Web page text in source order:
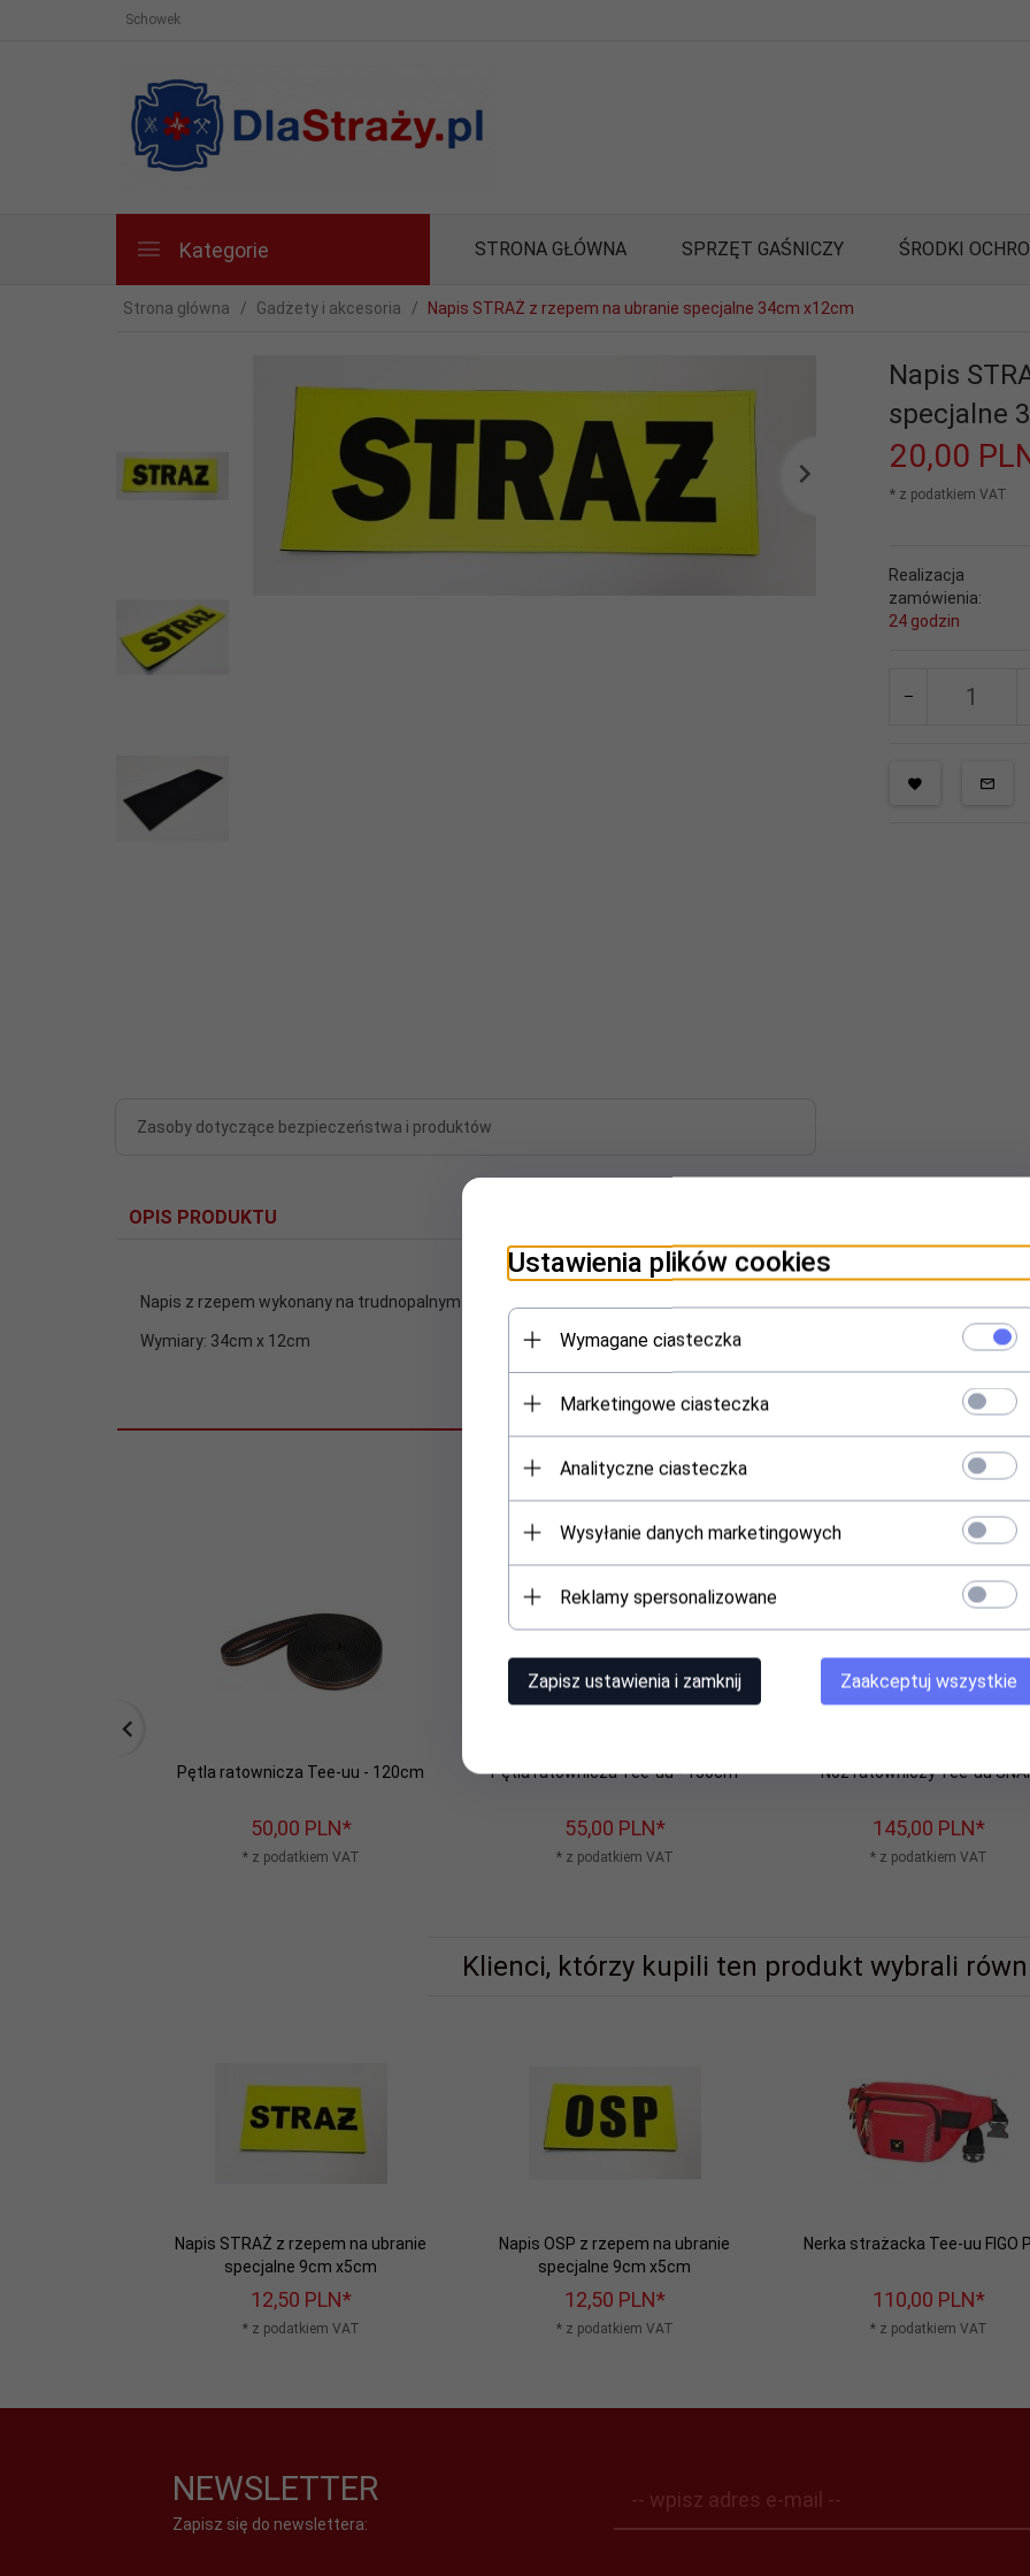
Schowek
Kategorie STRONA GŁÓWNA SPRZĘT GAŚNICZY ŚRODKI
Strona główna Gadżety i akcesoria Napis STRAŻ z rzepem na ubranie specjalne 34cm x12cm
Zasoby dotyczące bezpieczeństwa i produktów
Napis
specjalne
20,00
* z podatkiem VAT
Realizacja
zamówienia:
24 godzin
OPIS PRODUKTU
Napis z rzepem wykonany na trudnopalnym podkładzie w kolorze żółtym fluorescencyjnym o właściwościach
Wymiary: 34cm x 12cm
Polecamy
Pętla ratownicza Tee-uu - 120cm
50,00 PLN*
* z podatkiem VAT
Pętla ratownicza Tee-uu - 150cm
55,00 PLN*
* z podatkiem VAT
Nóż ratowniczy Tee-uu
145,00 PLN*
* z podatkiem VAT
Klienci, którzy kupili ten produkt wybrali
Napis STRAŻ z rzepem na ubranie
specjalne 9cm x5cm
12,50 PLN*
* z podatkiem VAT
Napis OSP z rzepem na ubranie
specjalne 9cm x5cm
12,50 PLN*
* z podatkiem VAT
Nerka strażacka Tee-uu FIGO
110,00 PLN*
* z podatkiem VAT
NEWSLETTER
Zapisz się do newslettera:
-- wpisz adres e-mail --
Ustawienia plików cookies
Wymagane ciasteczka
Marketingowe ciasteczka
Analityczne ciasteczka
Wysyłanie danych marketingowych
Reklamy spersonalizowane
Zapisz ustawienia i zamknij Zaakceptuj wszystkie